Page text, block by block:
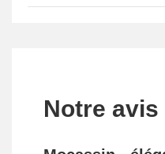
Notre avis